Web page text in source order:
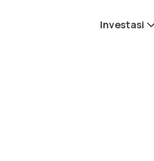
Investasi